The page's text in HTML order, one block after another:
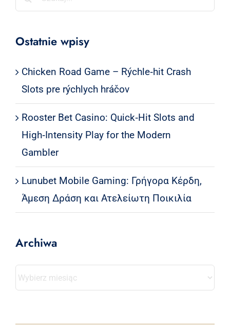
Ostatnie wpisy
Chicken Road Game – Rýchle‑hit Crash
Slots pre rýchlych hráčov
Rooster Bet Casino: Quick‑Hit Slots and
High‑Intensity Play for the Modern
Gambler
Lunubet Mobile Gaming: Γρήγορα Κέρδη,
Άμεση Δράση και Ατελείωτη Ποικιλία
Archiwa
Archiwa